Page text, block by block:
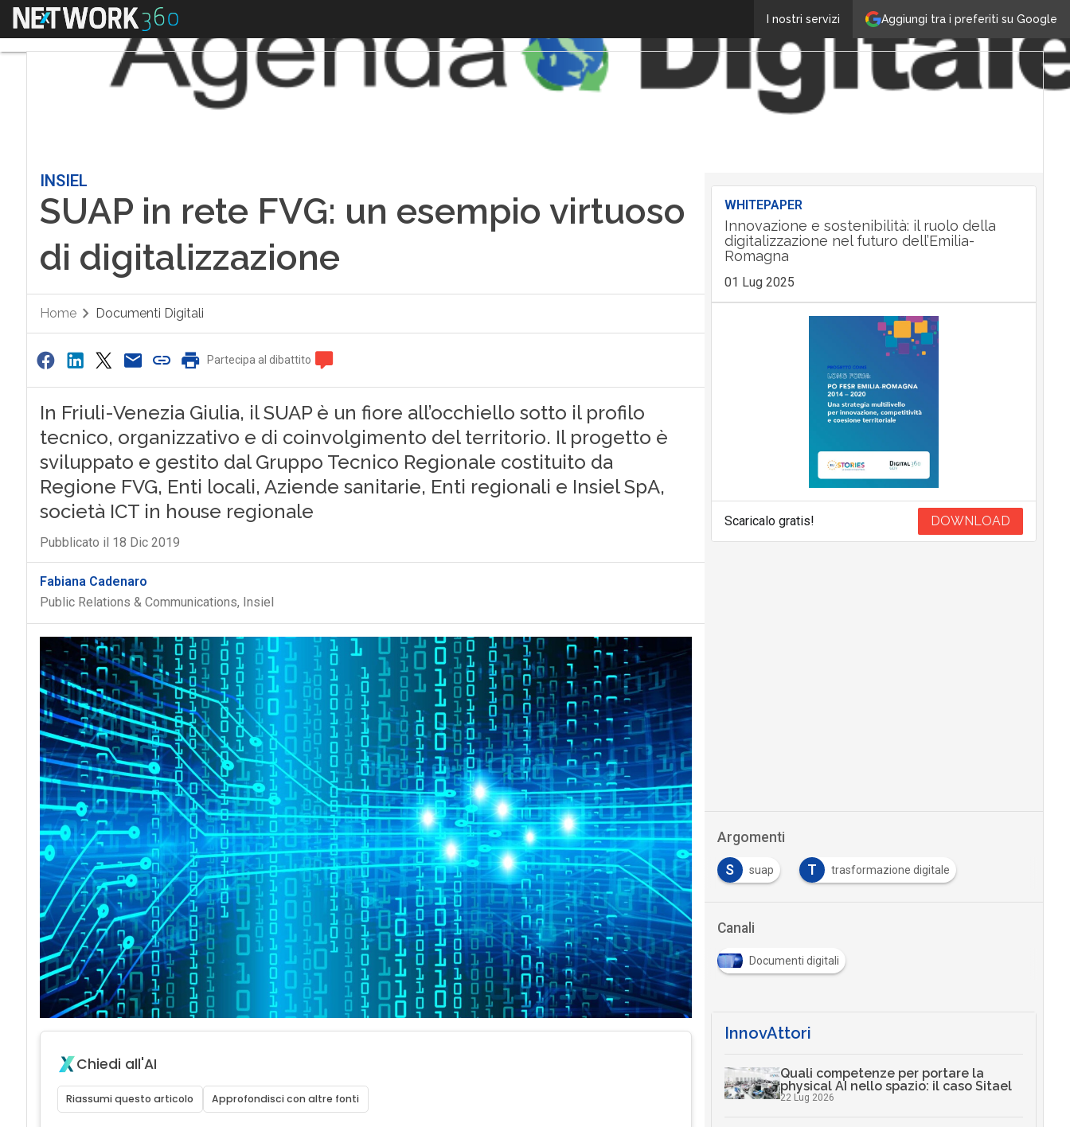
Aggiungi tra i preferiti su Google
I nostri servizi
Menu
INSIEL
SUAP in rete FVG: un esempio virtuoso
di digitalizzazione
Home Documenti Digitali
Partecipa al dibattito
In Friuli-Venezia Giulia, il SUAP è un fiore all’occhiello sotto il profilo
tecnico, organizzativo e di coinvolgimento del territorio. Il progetto è
sviluppato e gestito dal Gruppo Tecnico Regionale costituito da
Regione FVG, Enti locali, Aziende sanitarie, Enti regionali e Insiel SpA,
società ICT in house regionale
Pubblicato il 18 Dic 2019
Fabiana Cadenaro
Public Relations & Communications, Insiel
Chiedi all'AI
Riassumi questo articolo Approfondisci con altre fonti
WHITEPAPER
Innovazione e sostenibilità: il ruolo della
digitalizzazione nel futuro dell’Emilia-
Romagna
01 Lug 2025
Scaricalo gratis! DOWNLOAD
Argomenti
S suap T trasformazione digitale
Canali
Documenti digitali
InnovAttori
Quali competenze per portare la
physical AI nello spazio: il caso Sitael
22 Lug 2026